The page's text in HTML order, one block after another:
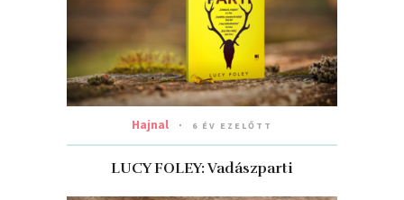
Hajnal 6 ÉV EZELŐTT
LUCY FOLEY: Vadászparti